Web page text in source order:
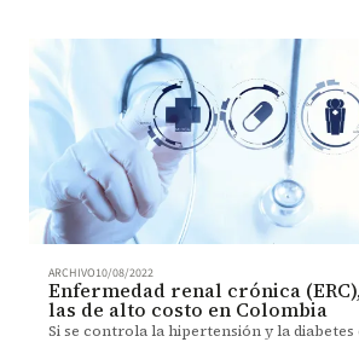
ARCHIVO10/08/2022
Enfermedad renal crónica
las de alto costo en Colombia
Si se controla la hipertensión y la diabetes